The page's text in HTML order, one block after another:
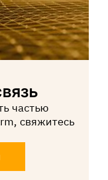
частью
свяжитесь